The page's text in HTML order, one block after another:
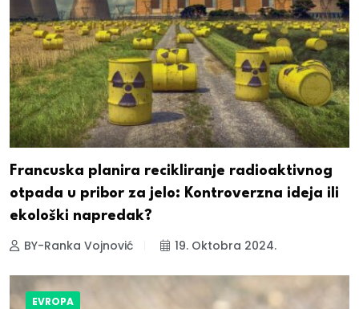
Francuska planira recikliranje radioaktivnog
otpada u pribor za jelo: Kontroverzna ideja ili
ekološki napredak?
BY-Ranka Vojnović 19. Oktobra 2024.
EVROPA